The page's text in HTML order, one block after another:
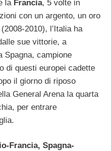
la Francia, 5 volte in
con un argento, un oro
2010), l’Italia ha
sue vittorie, a
Spagna, campione
di questi europei cadette
il giorno di riposo
General Arena la quarta
per entrare
Francia, Spagna-